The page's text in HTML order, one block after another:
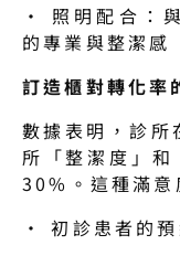
· 照明配合：
的專業與整潔感
訂造櫃對轉化率
數據表明，診所
所「整潔度」
30%。這種滿意
· 初診患者的